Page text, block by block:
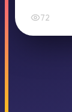
72